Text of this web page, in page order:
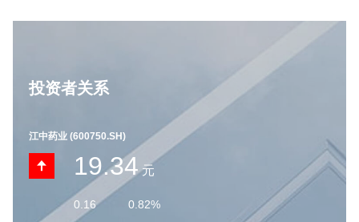
投资者关系
江中药业 (600750.SH)
19.34 元
0.16 0.82%